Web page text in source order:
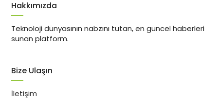
Hakkımızda
Teknoloji dünyasının nabzını tutan, en güncel haberleri
sunan platform.
Bize Ulaşın
İletişim